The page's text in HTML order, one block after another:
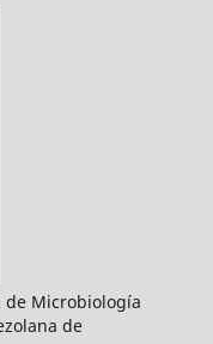
de Microbiología
de